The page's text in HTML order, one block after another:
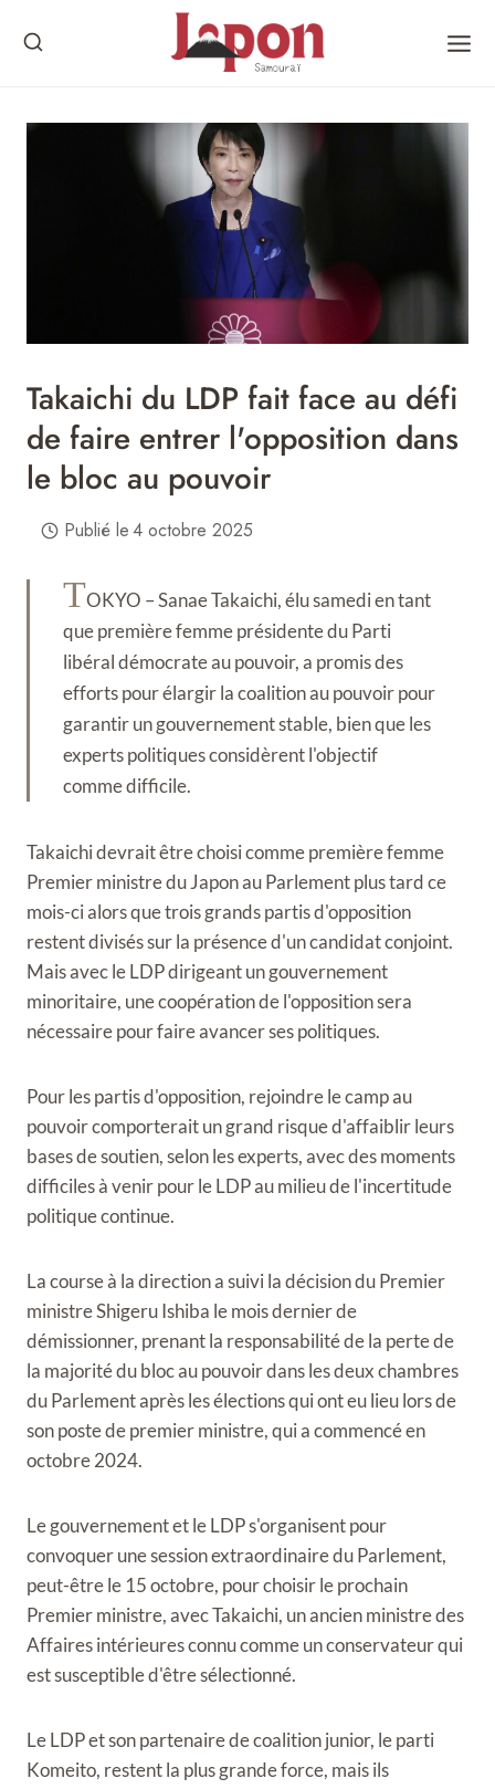
Takaichi du LDP fait face au défi
de faire entrer l'opposition dans
le bloc au pouvoir
Publié le4 octobre 2025
TOKYO – Sanae Takaichi, élu samedi en tant
que première femme présidente du Parti
libéral démocrate au pouvoir, a promis des
efforts pour élargir la coalition au pouvoir pour
garantir un gouvernement stable, bien que les
experts politiques considèrent l'objectif
comme difficile.
Takaichi devrait être choisi comme première femme
Premier ministre du Japon au Parlement plus tard ce
mois-ci alors que trois grands partis d'opposition
restent divisés sur la présence d'un candidat conjoint.
Mais avec le LDP dirigeant un gouvernement
minoritaire, une coopération de l'opposition sera
nécessaire pour faire avancer ses politiques.
Pour les partis d'opposition, rejoindre le camp au
pouvoir comporterait un grand risque d'affaiblir leurs
bases de soutien, selon les experts, avec des moments
difficiles à venir pour le LDP au milieu de l'incertitude
politique continue.
La course à la direction a suivi la décision du Premier
ministre Shigeru Ishiba le mois dernier de
démissionner, prenant la responsabilité de la perte de
la majorité du bloc au pouvoir dans les deux chambres
du Parlement après les élections qui ont eu lieu lors de
son poste de premier ministre, qui a commencé en
octobre 2024.
Le gouvernement et le LDP s'organisent pour
convoquer une session extraordinaire du Parlement,
peut-être le 15 octobre, pour choisir le prochain
Premier ministre, avec Takaichi, un ancien ministre des
Affaires intérieures connu comme un conservateur qui
est susceptible d'être sélectionné.
Le LDP et son partenaire de coalition junior, le parti
Komeito, restent la plus grande force, mais ils